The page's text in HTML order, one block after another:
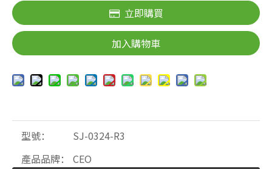
立即購買
加入購物車
型號：
SJ-0324-R3
產品品牌：
CEO